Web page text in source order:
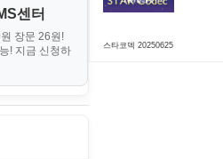
센터
장문 26원!
! 지금 신청하
스타코덱 20250625